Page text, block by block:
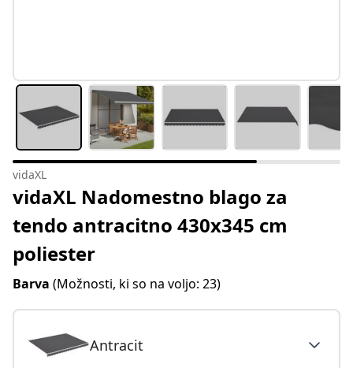
vidaXL
vidaXL Nadomestno blago za
tendo antracitno 430x345 cm
poliester
Barva (Možnosti, ki so na voljo: 23)
Antracit